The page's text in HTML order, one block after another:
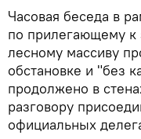
Часовая беседа в
по прилегающему к
лесному массиву
обстановке и "без
продолжено в
разговору
официальных